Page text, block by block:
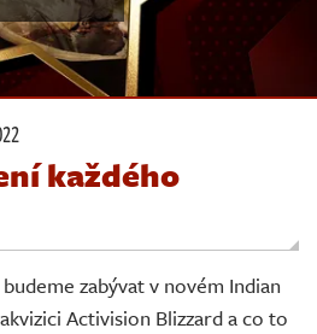
každého
zabývat v novém Indian
Activision Blizzard a co to